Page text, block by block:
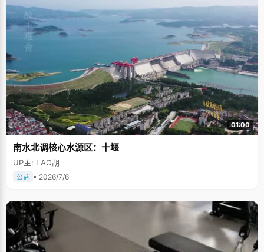
01:00
南水北调核心水源区：十堰
UP主: LAO胡
公益 • 2026/7/6